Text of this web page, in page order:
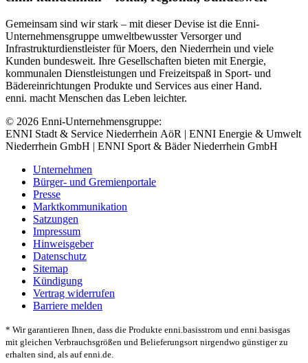
Gemeinsam sind wir stark – mit dieser Devise ist die Enni-
Unternehmensgruppe umweltbewusster Versorger und
Infrastrukturdienstleister für Moers, den Niederrhein und viele
Kunden bundesweit. Ihre Gesellschaften bieten mit Energie,
kommunalen Dienstleistungen und Freizeitspaß in Sport- und
Bädereinrichtungen Produkte und Services aus einer Hand.
enni. macht Menschen das Leben leichter.
© 2026 Enni-Unternehmensgruppe:
ENNI Stadt & Service Niederrhein AöR | ENNI Energie & Umwelt
Niederrhein GmbH | ENNI Sport & Bäder Niederrhein GmbH
Unternehmen
Bürger- und Gremienportale
Presse
Marktkommunikation
Satzungen
Impressum
Hinweisgeber
Datenschutz
Sitemap
Kündigung
Vertrag widerrufen
Barriere melden
* Wir garantieren Ihnen, dass die Produkte enni.basisstrom und enni.basisgas
mit gleichen Verbrauchsgrößen und Belieferungsort nirgendwo günstiger zu
erhalten sind, als auf enni.de.